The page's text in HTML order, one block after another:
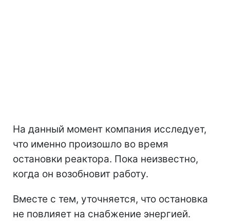
На данный момент компания исследует,
что именно произошло во время
остановки реактора. Пока неизвестно,
когда он возобновит работу.
Вместе с тем, уточняется, что остановка
не повлияет на снабжение энергией.